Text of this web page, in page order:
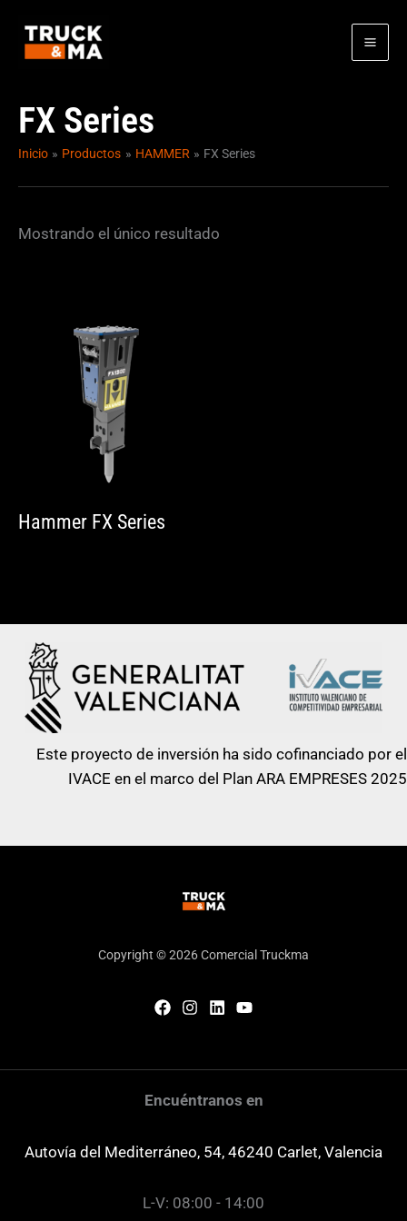
contenido
FX Series
Inicio Productos HAMMER FX Series
Mostrando el único resultado
Hammer FX Series
Este proyecto de inversión ha sido cofinanciado por el
IVACE en el marco del Plan ARA EMPRESES 2025
Copyright © 2026 Comercial Truckma
Encuéntranos en
Autovía del Mediterráneo, 54, 46240 Carlet, Valencia
L-V: 08:00 - 14:00